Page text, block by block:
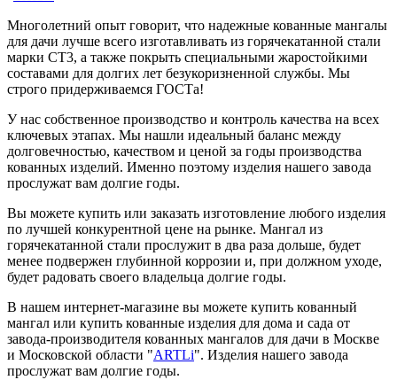
Многолетний опыт говорит, что надежные кованные мангалы
для дачи лучше всего изготавливать из горячекатанной стали
марки СТ3, а также покрыть специальными жаростойкими
составами для долгих лет безукоризненной службы. Мы
строго придерживаемся ГОСТа!
У нас собственное производство и контроль качества на всех
ключевых этапах. Мы нашли идеальный баланс между
долговечностью, качеством и ценой за годы производства
кованных изделий. Именно поэтому изделия нашего завода
прослужат вам долгие годы.
Вы можете купить или заказать изготовление любого изделия
по лучшей конкурентной цене на рынке. Мангал из
горячекатанной стали прослужит в два раза дольше, будет
менее подвержен глубинной коррозии и, при должном уходе,
будет радовать своего владельца долгие годы.
В нашем интернет-магазине вы можете купить кованный
мангал или купить кованные изделия для дома и сада от
завода-производителя кованных мангалов для дачи в Москве
и Московской области "ARTLi". Изделия нашего завода
прослужат вам долгие годы.